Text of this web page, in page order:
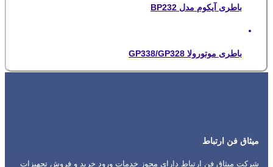
باطری آیکوم مدل BP232
باطری موتورولا GP338/GP328
میثاق فن ارتباط
شرکت میثاق فن ارتباط دارای مجوز خدمات ورود خرید و فروش تجهیزات